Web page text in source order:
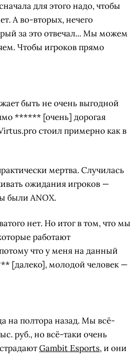
для этого надо, чтобы
А во-вторых, нечего
за это отвечал... Мы можем
Чтобы игроков прямо
быть не очень выгодной
****** [очень] дорогая
стоил примерно как в
мертва. Случилась
ожидания игроков —
были ANOX.
нет. Но итог в том, что мы
работают
что у меня на данный
[далеко], молодой человек —
на полтора назад. Мы всё-
руб., но всё-таки очень
Gambit Esports, и они